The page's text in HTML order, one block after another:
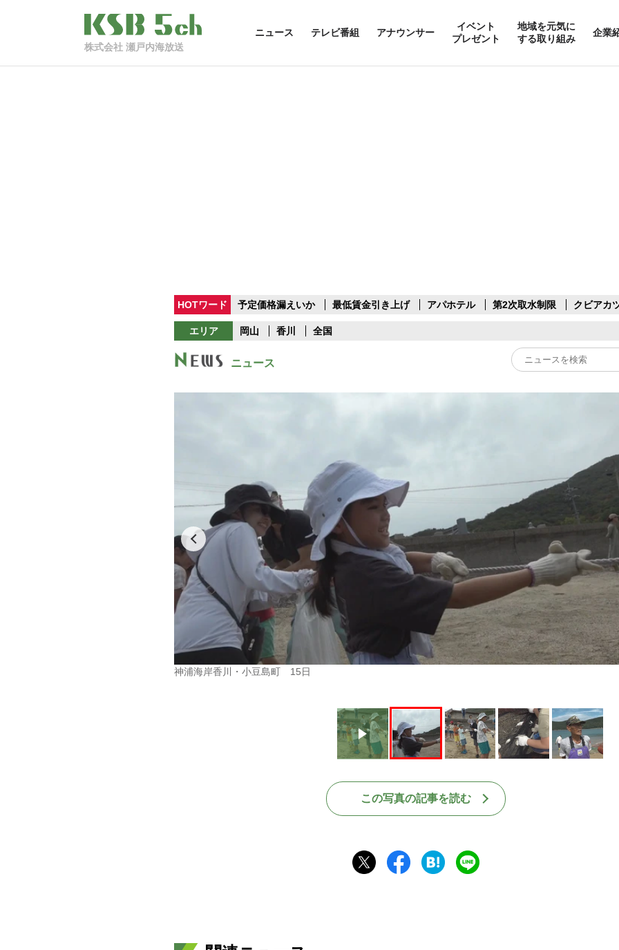
株式会社 瀬戸内海放送
ニュース テレビ番組 アナウンサー
イベント
プレゼント
地域を元気に
する取り組み
企業
HOTワード 予定価格漏えいか 最低賃金引き上げ アパホテル 第2次取水制限 クビアカ
エリア 岡山 香川 全国
ニュース
Play
神浦海岸香川・小豆島町 15日
この写真の記事を読む